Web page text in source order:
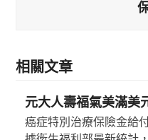
相關文章
元大人壽福氣美滿美
癌症特別治療保險金給